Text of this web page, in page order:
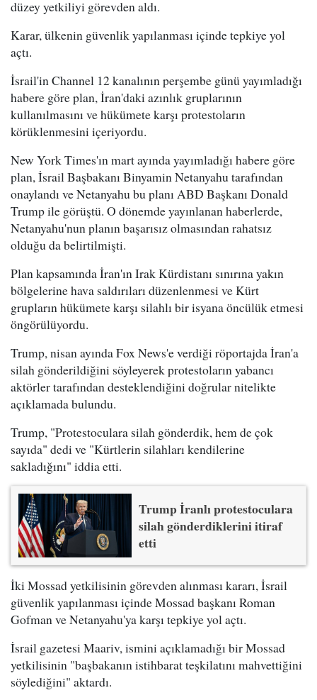
düzey yetkiliyi görevden aldı.
Karar, ülkenin güvenlik yapılanması içinde tepkiye yol
açtı.
İsrail'in Channel 12 kanalının perşembe günü yayımladığı
habere göre plan, İran'daki azınlık gruplarının
kullanılmasını ve hükümete karşı protestoların
körüklenmesini içeriyordu.
New York Times'ın mart ayında yayımladığı habere göre
plan, İsrail Başbakanı Binyamin Netanyahu tarafından
onaylandı ve Netanyahu bu planı ABD Başkanı Donald
Trump ile görüştü. O dönemde yayınlanan haberlerde,
Netanyahu'nun planın başarısız olmasından rahatsız
olduğu da belirtilmişti.
Plan kapsamında İran'ın Irak Kürdistanı sınırına yakın
bölgelerine hava saldırıları düzenlenmesi ve Kürt
grupların hükümete karşı silahlı bir isyana öncülük etmesi
öngörülüyordu.
Trump, nisan ayında Fox News'e verdiği röportajda İran'a
silah gönderildiğini söyleyerek protestoların yabancı
aktörler tarafından desteklendiğini doğrular nitelikte
açıklamada bulundu.
Trump, "Protestoculara silah gönderdik, hem de çok
sayıda" dedi ve "Kürtlerin silahları kendilerine
sakladığını" iddia etti.
Trump İranlı protestoculara
silah gönderdiklerini itiraf
etti
İki Mossad yetkilisinin görevden alınması kararı, İsrail
güvenlik yapılanması içinde Mossad başkanı Roman
Gofman ve Netanyahu'ya karşı tepkiye yol açtı.
İsrail gazetesi Maariv, ismini açıklamadığı bir Mossad
yetkilisinin "başbakanın istihbarat teşkilatını mahvettiğini
söylediğini" aktardı.